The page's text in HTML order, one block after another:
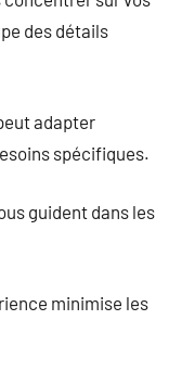
des détails
adapter
spécifiques.
guident dans les
minimise les